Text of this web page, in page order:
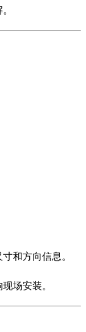
和方向信息。
场安装。